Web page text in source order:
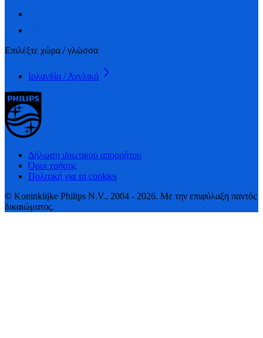
Επιλέξτε χώρα / γλώσσα
Ιρλανδία / Αγγλικά
Δήλωση ιδιωτικού απορρήτου
Όροι χρήσης
Πολιτική για τα cookies
© Koninklijke Philips N.V., 2004 - 2026. Με την επιφύλαξη παντός
δικαιώματος.